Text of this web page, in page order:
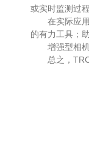
或实时监测过
在实际应用
的有力工具；
增强型相机
总之，